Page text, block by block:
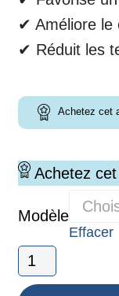
✔ Améliore le
✔ Réduit les
Achetez cet
Achetez
Modèle
Effacer